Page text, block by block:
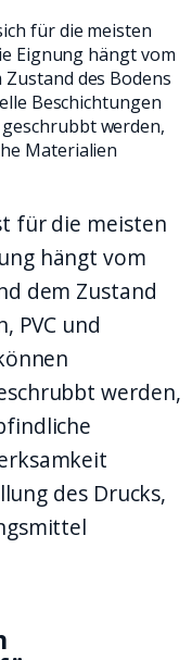
für die meisten
Eignung hängt vom
des Bodens
Beschichtungen
werden,
Materialien
für die meisten
hängt vom
dem Zustand
PVC und
werden,
des Drucks,